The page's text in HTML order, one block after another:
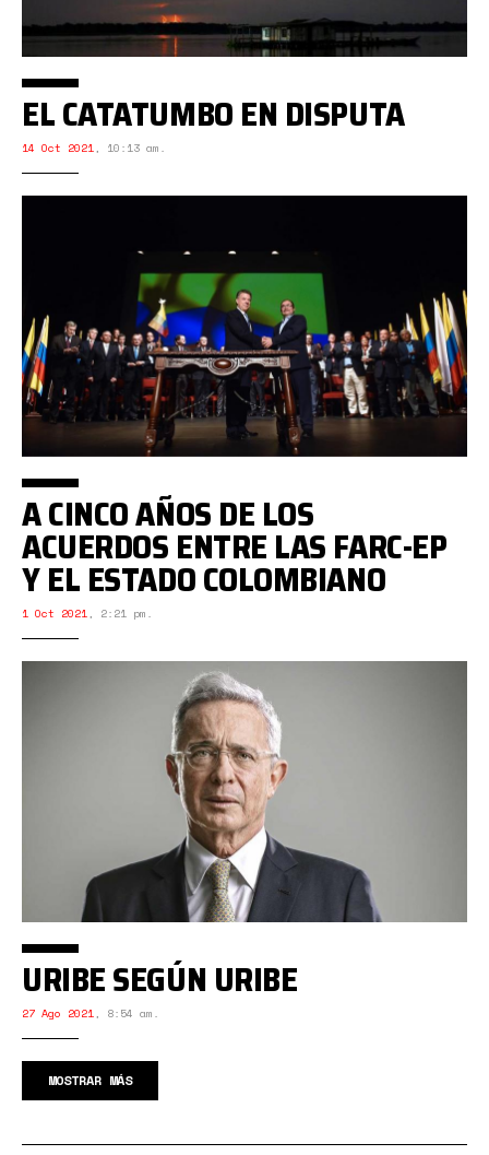
EL CATATUMBO EN DISPUTA
14 Oct 2021, 10:13 am.
A CINCO AÑOS DE LOS
ACUERDOS ENTRE LAS FARC-EP
Y EL ESTADO COLOMBIANO
1 Oct 2021, 2:21 pm.
URIBE SEGÚN URIBE
27 Ago 2021, 8:54 am.
MOSTRAR MÁS